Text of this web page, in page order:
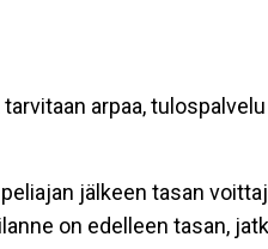
arpaa,
jälkeen tasan
on edelleen tasan,